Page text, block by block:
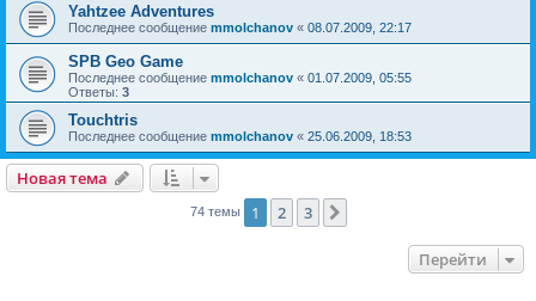
Yahtzee Adventures
Последнее сообщение mmolchanov « 08.07.2009, 22:17
SPB Geo Game
Последнее сообщение mmolchanov « 01.07.2009, 05:55
Ответы: 3
Touchtris
Последнее сообщение mmolchanov « 25.06.2009, 18:53
Новая тема
Новаятема
74 темы 1 2 3
Перейти